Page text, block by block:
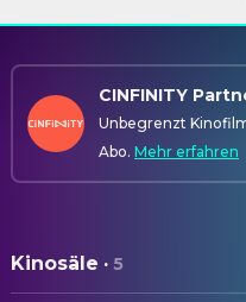
CINFINITY
Unbegrenzt
Abo. Mehr erfahren
Kinosäle · 5